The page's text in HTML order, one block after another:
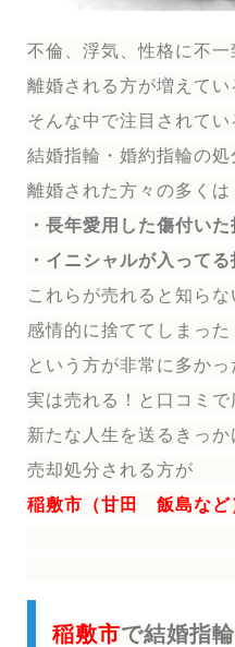
不倫、浮気、性格に不一
離婚される方が増えてい
そんな中で注目されてい
結婚指輪 ・婚約指輪の処
離婚された方々の多くは
・長年愛用した傷付いた
・イニシャルが入ってる
これらが売れると知らな
感情的に捨ててしまった
という方が非常に多か
実は売れる！と口コミで
新たな人生を送る きっか
売却処分される方が
稲敷市（甘田 飯島など
稲敷市で結婚指